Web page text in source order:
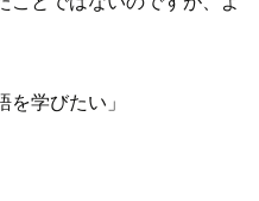
を学びたい」